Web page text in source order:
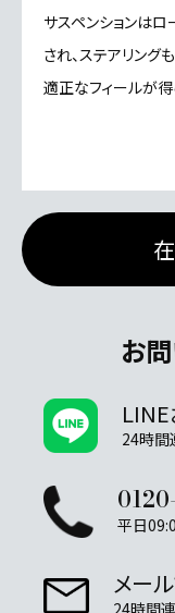
サスペンションはロ
され、 ステアリング
適正なフィールが
お
24時間
平日
メー